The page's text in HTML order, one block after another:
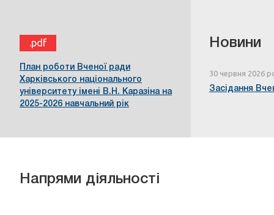
.pdf
План роботи Вченої ради
Харківського національного
університету імені В.Н. Каразіна на
2025-2026 навчальний рік
Новини
30 червня 2026
Засідання
Напрями діяльності